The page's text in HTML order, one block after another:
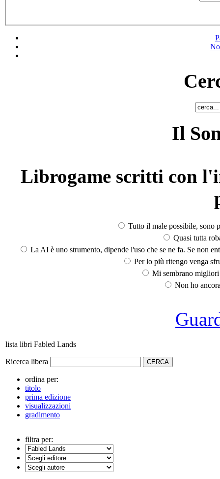
Il
Librogame scritti con
Tutto il male possibile, sono
Quasi tutta
La AI è uno strumento, dipende l'uso che se ne fa. Se non
Per lo più ritengo venga
Mi sembrano
Non ho
lista libri Fabled Lands
Ricerca libera
ordina per:
titolo
prima edizione
visualizzazioni
gradimento
filtra per: